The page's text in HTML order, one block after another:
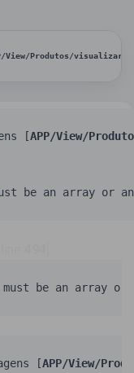
View/Produtos/
[APP/View/
be an array or
be an array
[APP/View/